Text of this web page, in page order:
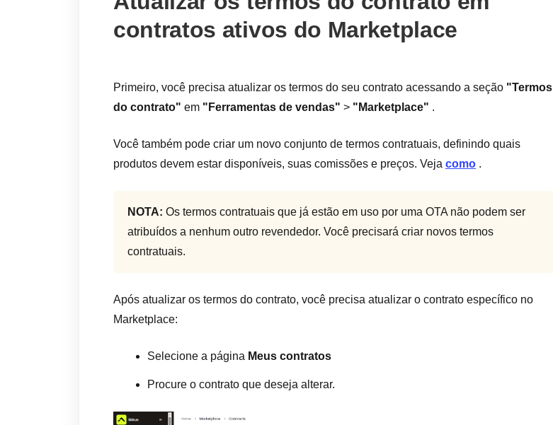
contratos ativos do Marketplace
Primeiro, você precisa atualizar os termos do seu contrato acessando a seção "Termos
do contrato" em "Ferramentas de vendas" > "Marketplace" .
Você também pode criar um novo conjunto de termos contratuais, definindo quais
produtos devem estar disponíveis, suas comissões e preços. Veja como .
NOTA: Os termos contratuais que já estão em uso por uma OTA não podem ser
atribuídos a nenhum outro revendedor. Você precisará criar novos termos
contratuais.
Após atualizar os termos do contrato, você precisa atualizar o contrato específico no
Marketplace:
Selecione a página Meus contratos
Procure o contrato que deseja alterar.